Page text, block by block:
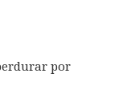
por